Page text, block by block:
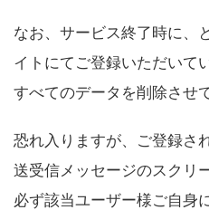
なお、サービス終了時に、
イトにてご登録いただいて
すべてのデータを削除させ
恐れ入りますが、ご登録さ
送受信メッセージのスクリ
必ず該当ユーザー様ご自身